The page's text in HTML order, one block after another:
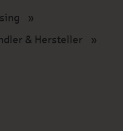
& Hersteller